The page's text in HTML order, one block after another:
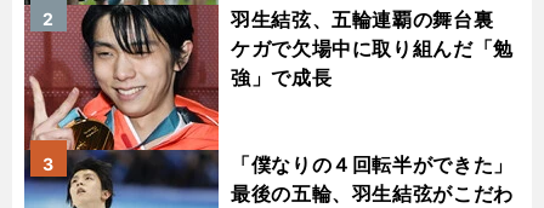
羽生結弦、五輪連覇の舞台裏
ケガで欠場中に取り組んだ「勉
強」で成長
2
「僕なりの４回転半ができた」
最後の五輪、羽生結弦がこだわ
3